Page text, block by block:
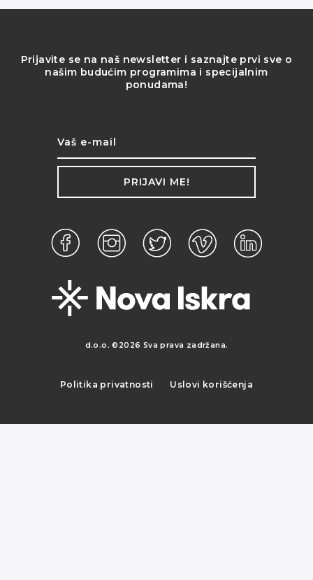
Prijavite se na naš newsletter i saznajte prvi sve o
našim budućim programima i specijalnim
ponudama!
PRIJAVI ME!
d.o.o. ©2026 Sva prava zadržana.
Politika privatnosti Uslovi korišćenja